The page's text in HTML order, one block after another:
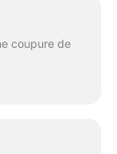
coupure de